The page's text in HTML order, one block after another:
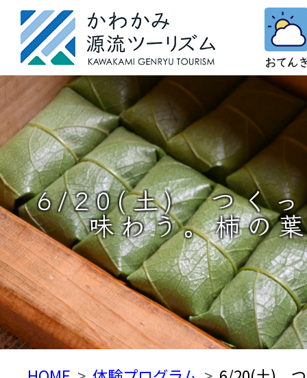
6/20(土) つくっ
味わう。柿の